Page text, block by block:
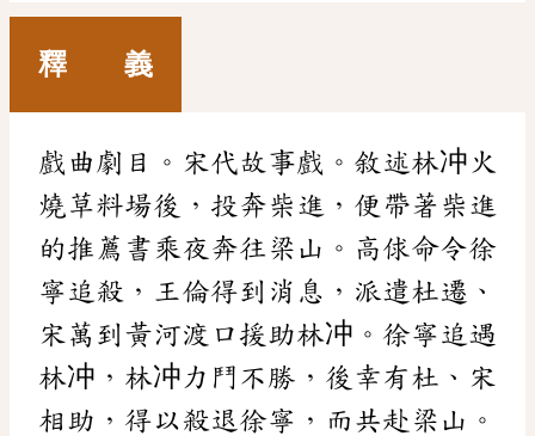
釋 義
戲曲劇目。宋代故事戲。敘述林冲火
燒草料場後，投奔柴進，便帶著柴進
的推薦書乘夜奔往梁山。高俅命令徐
寧追殺，王倫得到消息，派遣杜遷、
宋萬到黃河渡口援助林冲。徐寧追遇
林冲，林冲力鬥不勝，後幸有杜、宋
相助，得以殺退徐寧，而共赴梁山。